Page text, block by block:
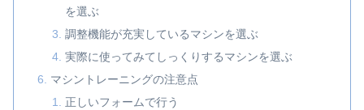
を選ぶ
調整機能が充実しているマシンを選ぶ
実際に使ってみてしっくりするマシンを選ぶ
マシントレーニングの注意点
正しいフォームで行う